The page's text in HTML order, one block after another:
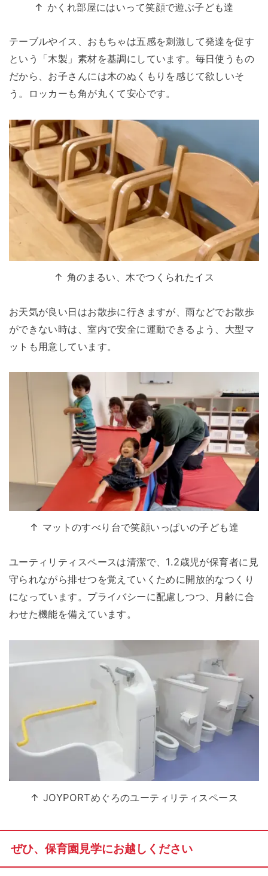
↑ かくれ部屋にはいって笑顔で遊ぶ子ども達
テーブルやイス、おもちゃは五感を刺激して発達を促す
という「木製」素材を基調にしています。毎日使うもの
だから、お子さんには木のぬくもりを感じて欲しいそ
う。ロッカーも角が丸くて安心です。
↑ 角のまるい、木でつくられたイス
お天気が良い日はお散歩に行きますが、雨などでお散歩
ができない時は、室内で安全に運動できるよう、大型マ
ットも用意しています。
↑ マットのすべり台で笑顔いっぱいの子ども達
ユーティリティスペースは清潔で、1.2歳児が保育者に見
守られながら排せつを覚えていくために開放的なつくり
になっています。プライバシーに配慮しつつ、月齢に合
わせた機能を備えています。
↑ JOYPORTめぐろのユーティリティスペース
ぜひ、保育園見学にお越しください